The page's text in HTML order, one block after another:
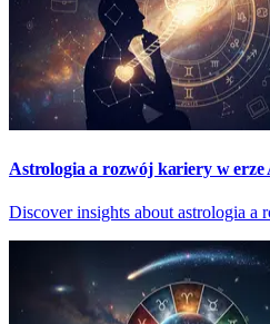
Astrologia a rozwój kariery w erze
Discover insights about astrologia a